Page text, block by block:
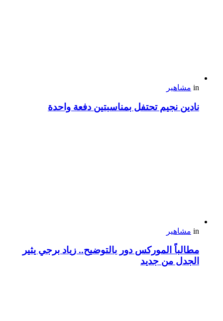
in مشاهير
نادين نجيم تحتفل بمناسبتين دفعة واحدة
in مشاهير
مطالباً الموركس دور بالتوضيح.. زياد برجي يثير
الجدل من جديد